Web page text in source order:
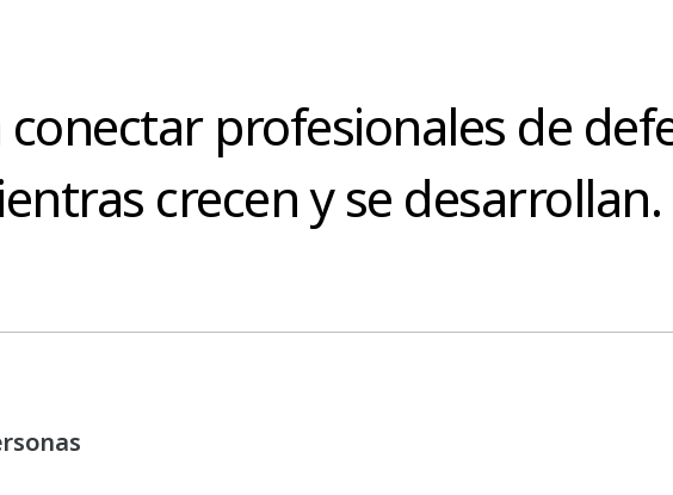
profesionales de
crecen y se desarrollan.